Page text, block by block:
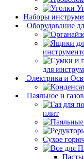
Наборы
Оборудование
для
Электрика и
Паяльное и
плит
Сухое
Пасты